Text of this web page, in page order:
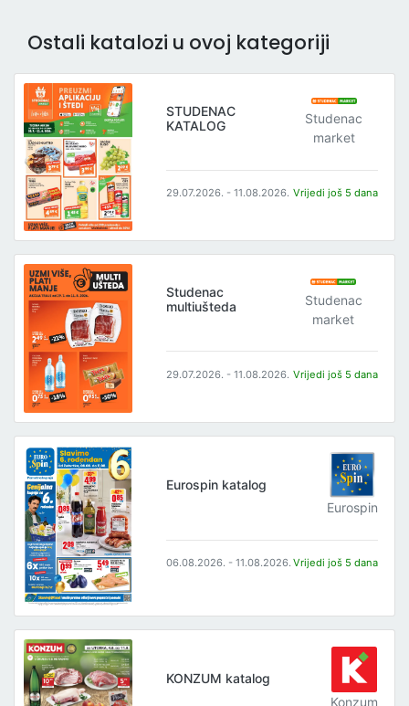
Ostali katalozi u ovoj kategoriji
STUDENAC
KATALOG
Studenac
market
29.07.2026. - 11.08.2026. Vrijedi još 5 dana
Studenac
multiušteda
Studenac
market
29.07.2026. - 11.08.2026. Vrijedi još 5 dana
Eurospin katalog
Eurospin
06.08.2026. - 11.08.2026. Vrijedi još 5 dana
KONZUM katalog
Konzum